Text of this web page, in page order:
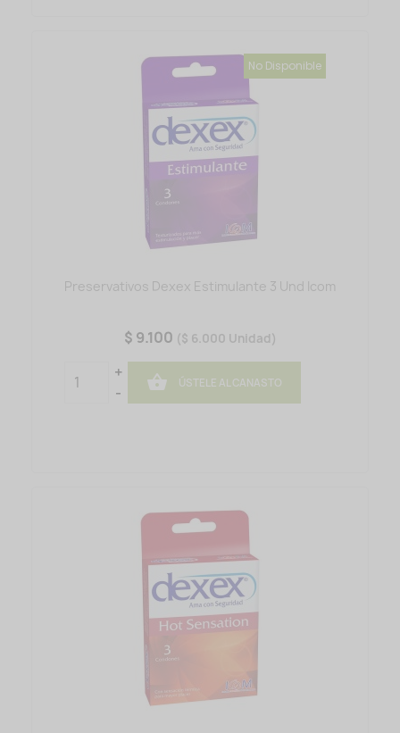
Preservativos Dexex Estimulante 3 Und Icom
$ 9.100 ($ 6.000 Unidad)
+
-
 ÚSTELE AL CANASTO
No Disponible